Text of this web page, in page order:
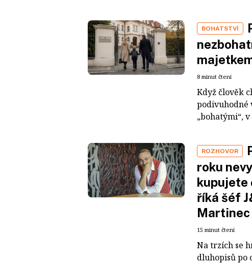
BOHATSTVÍ
8 minut čtení
Když člověk
podivuhodné
„bohatými“, v
ROZHOVOR
roku
kupujete
říká šéf
Martinec
15 minut čtení
Na trzích se
dluhopisů po